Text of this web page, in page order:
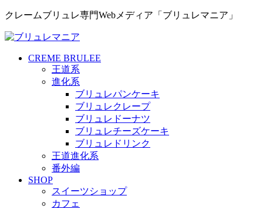
クレームブリュレ専門Webメディア「ブリュレマニア」
CREME BRULEE
王道系
進化系
ブリュレパンケーキ
ブリュレクレープ
ブリュレドーナツ
ブリュレチーズケーキ
ブリュレドリンク
王道進化系
番外編
SHOP
スイーツショップ
カフェ